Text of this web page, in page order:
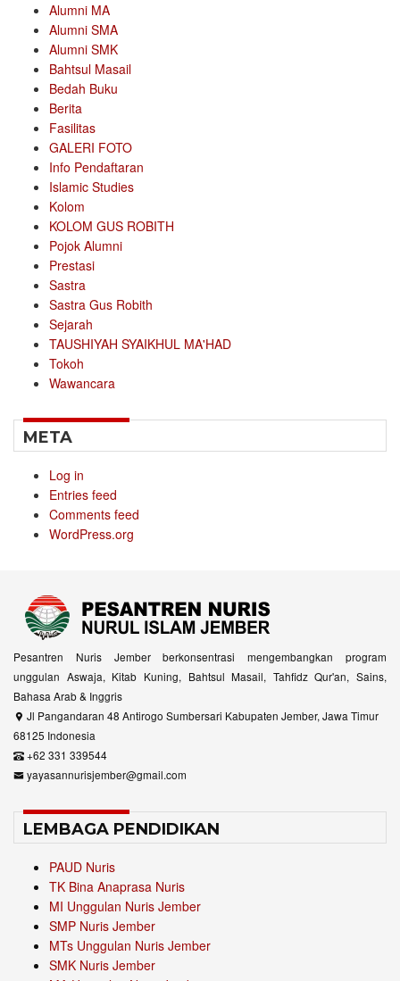
Alumni MA
Alumni SMA
Alumni SMK
Bahtsul Masail
Bedah Buku
Berita
Fasilitas
GALERI FOTO
Info Pendaftaran
Islamic Studies
Kolom
KOLOM GUS ROBITH
Pojok Alumni
Prestasi
Sastra
Sastra Gus Robith
Sejarah
TAUSHIYAH SYAIKHUL MA'HAD
Tokoh
Wawancara
META
Log in
Entries feed
Comments feed
WordPress.org
Pesantren Nuris Jember berkonsentrasi mengembangkan program
unggulan Aswaja, Kitab Kuning, Bahtsul Masail, Tahfidz Qur'an, Sains,
Bahasa Arab & Inggris
Jl Pangandaran 48 Antirogo Sumbersari Kabupaten Jember, Jawa Timur
68125 Indonesia
+62 331 339544
yayasannurisjember@gmail.com
LEMBAGA PENDIDIKAN
PAUD Nuris
TK Bina Anaprasa Nuris
MI Unggulan Nuris Jember
SMP Nuris Jember
MTs Unggulan Nuris Jember
SMK Nuris Jember